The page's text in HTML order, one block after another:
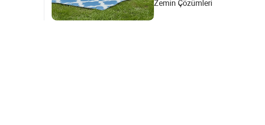
Zemin Çözümleri